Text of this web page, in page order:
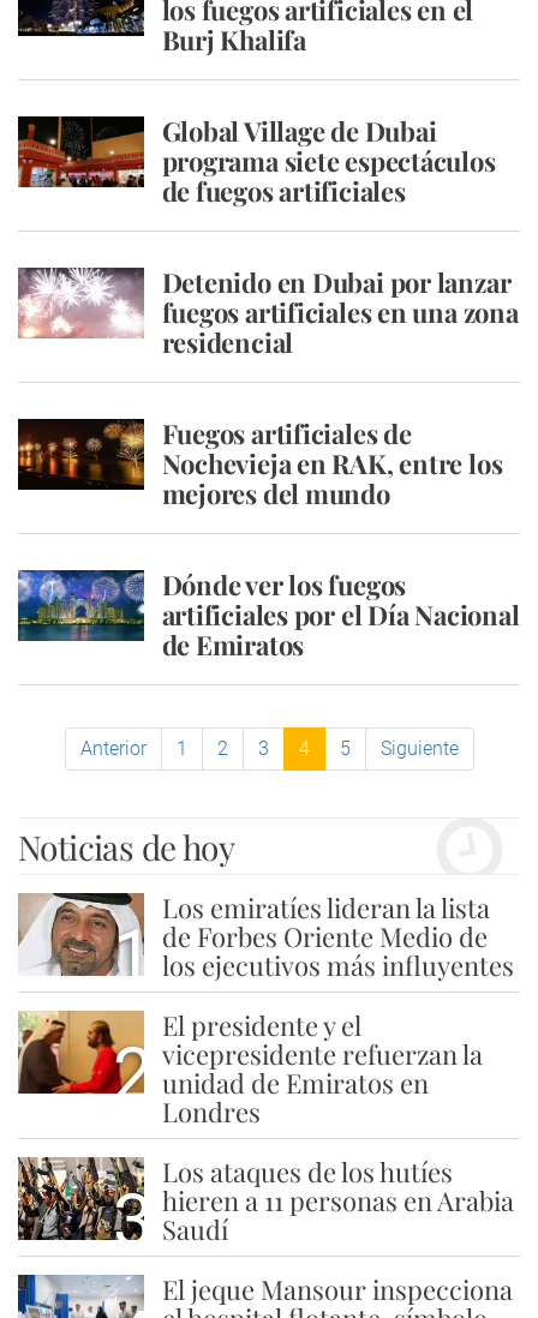
los fuegos artificiales en el
Burj Khalifa
Global Village de Dubai
programa siete espectáculos
de fuegos artificiales
Detenido en Dubai por lanzar
fuegos artificiales en una zona
residencial
Fuegos artificiales de
Nochevieja en RAK, entre los
mejores del mundo
Dónde ver los fuegos
artificiales por el Día Nacional
de Emiratos
Anterior 1 2 3 4 5 Siguiente
Noticias de hoy
1
Los emiratíes lideran la lista
de Forbes Oriente Medio de
los ejecutivos más influyentes
2
El presidente y el
vicepresidente refuerzan la
unidad de Emiratos en
Londres
3
Los ataques de los hutíes
hieren a 11 personas en Arabia
Saudí
El jeque Mansour inspecciona